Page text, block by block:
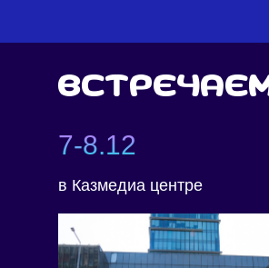
7-8.12
в Казмедиа центре